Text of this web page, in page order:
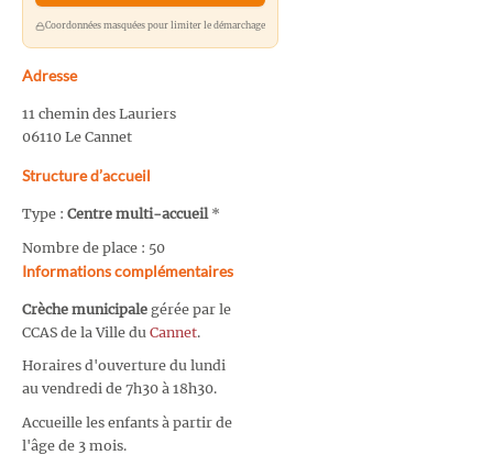
Coordonnées masquées pour limiter le démarchage
Adresse
11 chemin des Lauriers
06110 Le Cannet
Structure d’accueil
Type : Centre multi-accueil*
Nombre de place : 50
Informations complémentaires
Crèche municipale gérée par le
CCAS de la Ville du Cannet.
Horaires d'ouverture du lundi
au vendredi de 7h30 à 18h30.
Accueille les enfants à partir de
l'âge de 3 mois.